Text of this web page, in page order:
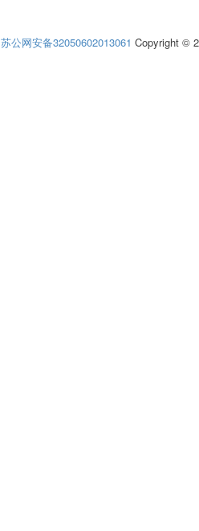
苏公网安备32050602013061 Copyright ©